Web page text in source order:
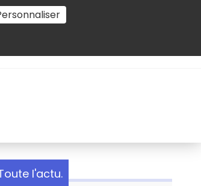
l'actu.